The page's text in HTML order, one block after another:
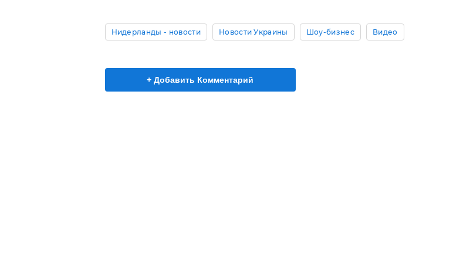
Нидерланды - новости Новости Украины Шоу-бизнес Видео
+ Добавить Комментарий